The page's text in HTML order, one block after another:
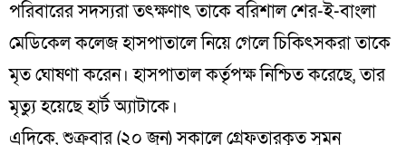
পরিবারের সদস্যরা তৎক্ষণাৎ তাকে বরিশাল শের-ই-বাংলা
মেডিকেল কলেজ হাসপাতালে নিয়ে গেলে চিকিৎসকরা তাকে
মৃত ঘোষণা করেন। হাসপাতাল কর্তৃপক্ষ নিশ্চিত করেছে, তার
মৃত্যু হয়েছে হার্ট অ্যাটাকে।
এদিকে, শুক্রবার (২০ জুন) সকালে গ্রেফতারকৃত সুমন